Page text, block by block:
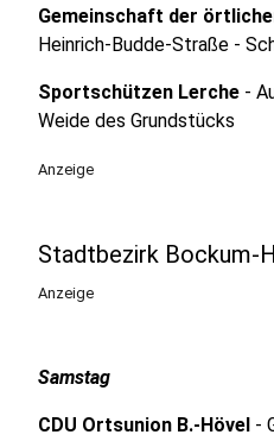
Gemeinschaft der
Heinrich-Budde-Straße -
Sportschützen Lerche -
Weide des Grundstücks
Anzeige
Stadtbezirk Bockum-
Anzeige
Samstag
CDU Ortsunion B.-Hövel -